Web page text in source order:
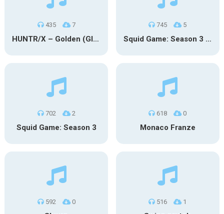
435 7
HUNTR/X – Golden (Glowin’ Version)
745 5
Squid Game: Season 3 | Final Games
702 2
Squid Game: Season 3
618 0
Monaco Franze
592 0 516 1